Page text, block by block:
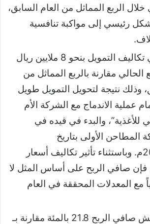
الربع المماثل من العام السابق،
رئيسي إلى مواكبة تنافسية
ارتفاع صافي تكاليف التمويل بنحو 8 ملايين ريال
مقارنة بالربع المماثل من
وذلك نتيجة لتحويل التمويل طويل
عملية الاندماج مع الشركة الأم
للأغذية”، والبدء في قيده في
الأولى بتاريخ
2022/09/15م. وباستثناء تأثير تكاليف أسعار
فإن صافي الربح على أساس المثل لا
مع المعدلات المحققة في العام
انخفاض هامش صافي الربح 21.8 بالمئة مقارنة بـ